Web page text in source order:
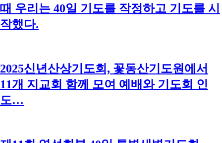
때 우리는 40일 기도를 작정하고 기도를 시
작했다.
2025신년산상기도회, 꽃동산기도원에서
11개 지교회 함께 모여 예배와 기도회 인
도…